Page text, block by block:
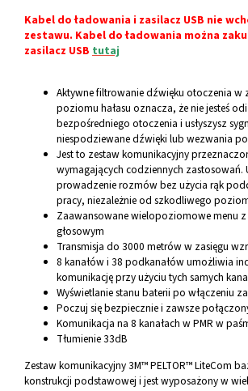
Kabel do ładowania i zasilacz USB nie
zestawu. Kabel do ładowania można
zasilacz USB tutaj
Aktywne filtrowanie dźwięku otoczenia w
poziomu hałasu oznacza, że nie jesteś
bezpośredniego otoczenia i usłyszysz
niespodziewane dźwięki lub wezwania
Jest to zestaw komunikacyjny
wymagających codziennych zastosowań.
prowadzenie rozmów bez użycia rąk
pracy, niezależnie od szkodliwego
Zaawansowane wielopoziomowe menu
głosowym
Transmisja do 3000 metrów w zasięgu
8 kanałów i 38 podkanałów umożliwia
komunikację przy użyciu tych samych
Wyświetlanie stanu baterii po włączeniu
Poczuj się bezpiecznie i zawsze
Komunikacja na 8 kanałach w PMR w
Tłumienie 33dB
Zestaw komunikacyjny 3M™ PELTOR™ LiteCom
konstrukcji podstawowej i jest wyposażony w